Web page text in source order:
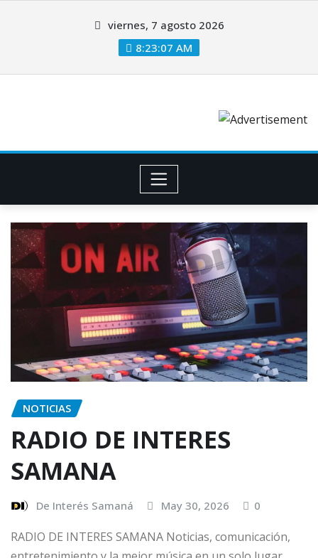
viernes, 7 agosto 2026
8:23:07 AM
NOTICIAS
RADIO DE INTERES
SAMANA
De Interés Samaná May 30, 2026 0
RADIO DE INTERES SAMANA Noticias, comunicación,